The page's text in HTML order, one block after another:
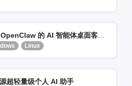
Linux
超轻量级个人 AI 助手